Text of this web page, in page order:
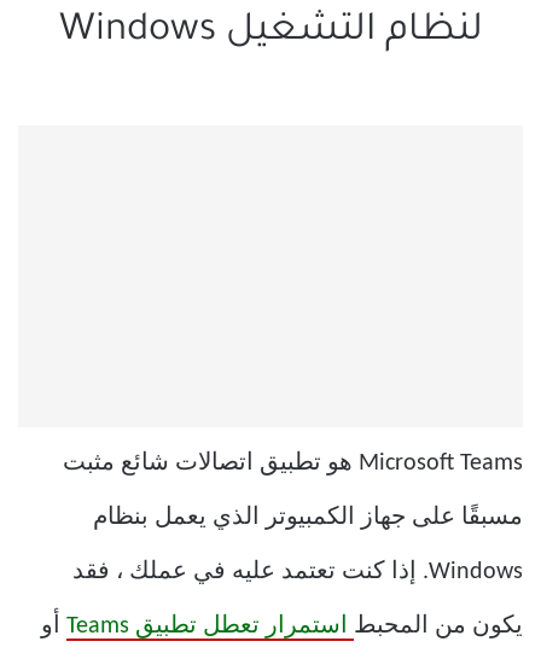
لنظام التشغيل Windows
Microsoft Teams هو تطبيق اتصالات شائع مثبت
مسبقًا على جهاز الكمبيوتر الذي يعمل بنظام
Windows. إذا كنت تعتمد عليه في عملك ، فقد
يكون من المحبط استمرار تعطل تطبيق Teams أو